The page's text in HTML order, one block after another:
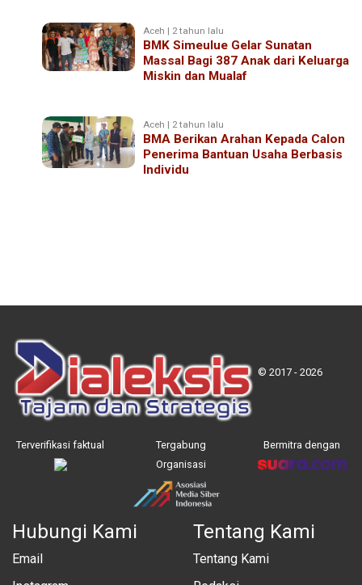
Aceh | 2 tahun lalu
BMK Simeulue Gelar Sunatan
Massal Bagi 387 Anak dari Keluarga
Miskin dan Mualaf
Aceh | 2 tahun lalu
BMA Berikan Arahan Kepada Calon
Penerima Bantuan Usaha Berbasis
Individu
© 2017 - 2026
Terverifikasi faktual
Tergabung
Organisasi
Bermitra dengan
Hubungi Kami
Email
Tentang Kami
Tentang Kami